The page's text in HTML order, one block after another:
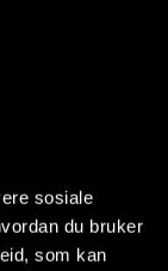
sosiale
du bruker
som kan